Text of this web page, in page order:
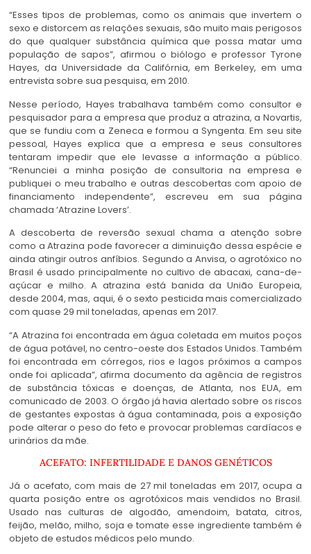
“Esses tipos de problemas, como os animais que invertem o
sexo e distorcem as relações sexuais, são muito mais perigosos
do que qualquer substância química que possa matar uma
população de sapos”, afirmou o biólogo e professor Tyrone
Hayes, da Universidade da Califórnia, em Berkeley, em uma
entrevista sobre sua pesquisa, em 2010.
Nesse período, Hayes trabalhava também como consultor e
pesquisador para a empresa que produz a atrazina, a Novartis,
que se fundiu com a Zeneca e formou a Syngenta. Em seu site
pessoal, Hayes explica que a empresa e seus consultores
tentaram impedir que ele levasse a informação a público.
“Renunciei a minha posição de consultoria na empresa e
publiquei o meu trabalho e outras descobertas com apoio de
financiamento independente”, escreveu em sua página
chamada ‘Atrazine Lovers’.
A descoberta de reversão sexual chama a atenção sobre
como a Atrazina pode favorecer a diminuição dessa espécie e
ainda atingir outros anfíbios. Segundo a Anvisa, o agrotóxico no
Brasil é usado principalmente no cultivo de abacaxi, cana-de-
açúcar e milho. A atrazina está banida da União Europeia,
desde 2004, mas, aqui, é o sexto pesticida mais comercializado
com quase 29 mil toneladas, apenas em 2017.
“A Atrazina foi encontrada em água coletada em muitos poços
de água potável, no centro-oeste dos Estados Unidos. Também
foi encontrada em córregos, rios e lagos próximos a campos
onde foi aplicada”, afirma documento da agência de registros
de substância tóxicas e doenças, de Atlanta, nos EUA, em
comunicado de 2003. O órgão já havia alertado sobre os riscos
de gestantes expostas à água contaminada, pois a exposição
pode alterar o peso do feto e provocar problemas cardíacos e
urinários da mãe.
ACEFATO: INFERTILIDADE E DANOS GENÉTICOS
Já o acefato, com mais de 27 mil toneladas em 2017, ocupa a
quarta posição entre os agrotóxicos mais vendidos no Brasil.
Usado nas culturas de algodão, amendoim, batata, citros,
feijão, melão, milho, soja e tomate esse ingrediente também é
objeto de estudos médicos pelo mundo.